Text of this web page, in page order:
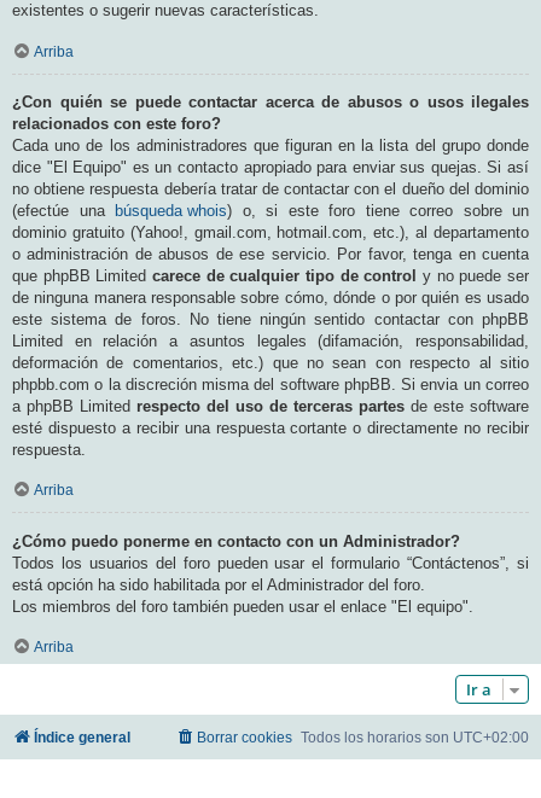
existentes o sugerir nuevas características.
Arriba
¿Con quién se puede contactar acerca de abusos o usos ilegales
relacionados con este foro?
Cada uno de los administradores que figuran en la lista del grupo donde
dice "El Equipo" es un contacto apropiado para enviar sus quejas. Si así
no obtiene respuesta debería tratar de contactar con el dueño del dominio
(efectúe una
búsqueda whois) o, si este foro tiene correo sobre un
dominio gratuito (Yahoo!, gmail.com, hotmail.com, etc.), al departamento
o administración de abusos de ese servicio. Por favor, tenga en cuenta
que phpBB Limited carece de cualquier tipo de control y no puede ser
de ninguna manera responsable sobre cómo, dónde o por quién es usado
este sistema de foros. No tiene ningún sentido contactar con phpBB
Limited en relación a asuntos legales (difamación, responsabilidad,
deformación de comentarios, etc.) que no sean con respecto al sitio
phpbb.com o la discreción misma del software phpBB. Si envia un correo
a phpBB Limited respecto del uso de terceras partes de este software
esté dispuesto a recibir una respuesta cortante o directamente no recibir
respuesta.
Arriba
¿Cómo puedo ponerme en contacto con un Administrador?
Todos los usuarios del foro pueden usar el formulario “Contáctenos”, si
está opción ha sido habilitada por el Administrador del foro.
Los miembros del foro también pueden usar el enlace "El equipo".
Arriba
Ir a
Índice general Todos los horarios son UTC+02:00
Borrar cookies